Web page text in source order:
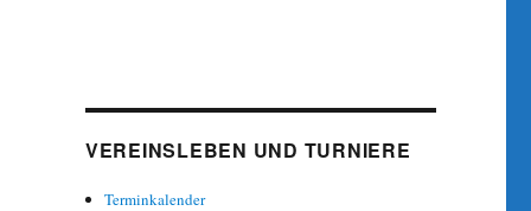
VEREINSLEBEN UND TURNIERE
Terminkalender